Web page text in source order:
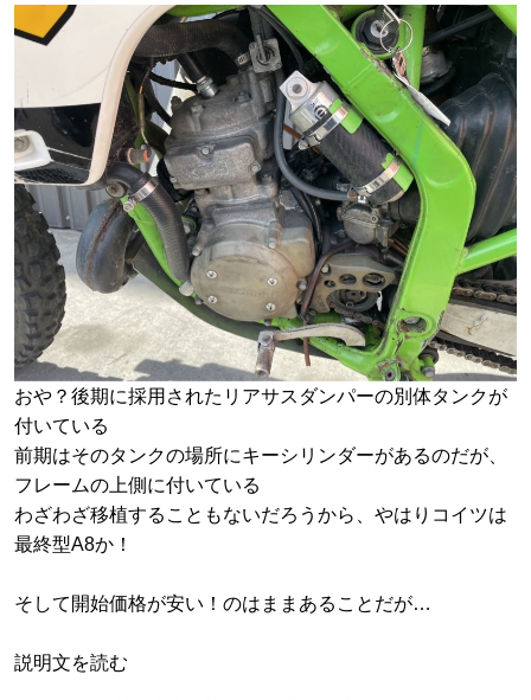
おや？後期に採用されたリアサスダンパーの別体タンクが
付いている
前期はそのタンクの場所にキーシリンダーがあるのだが、
フレームの上側に付いている
わざわざ移植することもないだろうから、やはりコイツは
最終型A8か！
そして開始価格が安い！のはままあることだが…
説明文を読む